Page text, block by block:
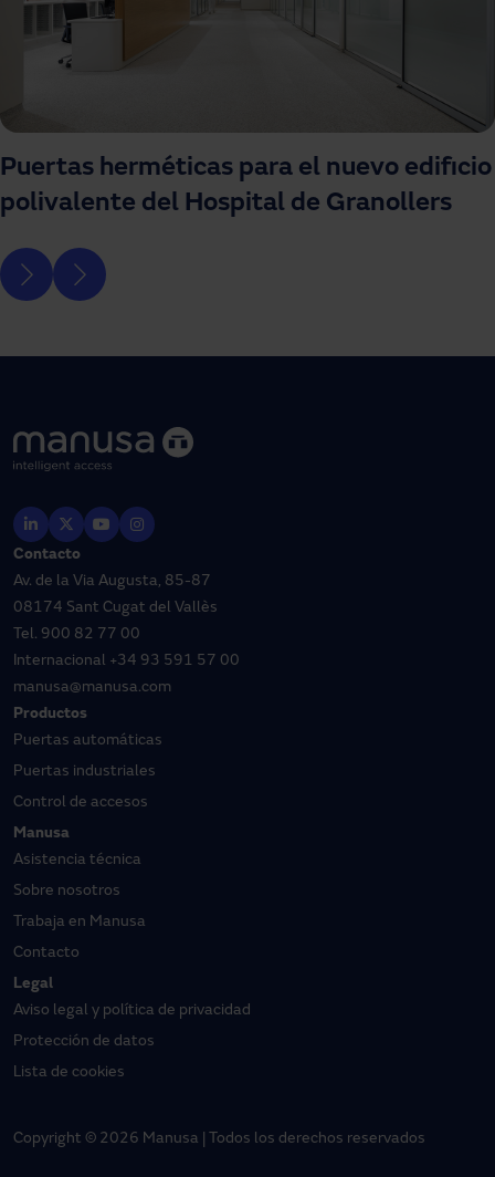
Puertas herméticas para el nuevo edificio
polivalente del Hospital de Granollers
Contacto
Av. de la Via Augusta, 85-87
08174 Sant Cugat del Vallès
Tel. 900 82 77 00
Internacional +34 93 591 57 00
manusa@manusa.com
Productos
Puertas automáticas
Puertas industriales
Control de accesos
Manusa
Asistencia técnica
Sobre nosotros
Trabaja en Manusa
Contacto
Legal
Aviso legal y política de privacidad
Protección de datos
Lista de cookies
Copyright © 2026 Manusa | Todos los derechos reservados